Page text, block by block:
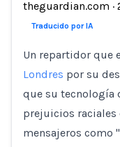
Loading...
theguardian.com ·
Traducido por IA
Un repartidor que
Londres por su
que su tecnología
prejuicios raciales
mensajeros como